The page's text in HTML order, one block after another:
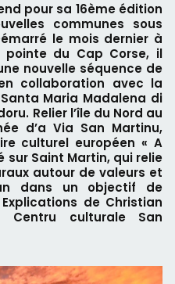
pour sa 16ème édition
communes sous
le mois dernier à
du Cap Corse, il
nouvelle séquence de
collaboration avec la
Maria Madalena di
Relier l’île du Nord au
d’a Via San Martinu,
culturel européen « A
sur Saint Martin, qui relie
autour de valeurs et
dans un objectif de
de Christian
Centru culturale San